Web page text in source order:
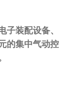
装配设备、
的集中气动控